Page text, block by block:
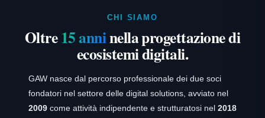
CHI SIAMO
Oltre15 anninella progettazione di
ecosistemi digitali.
GAW nasce dal percorso professionale dei due soci
fondatori nel settore delle digital solutions, avviato nel
2009 come attività indipendente e strutturatosi nel 2018